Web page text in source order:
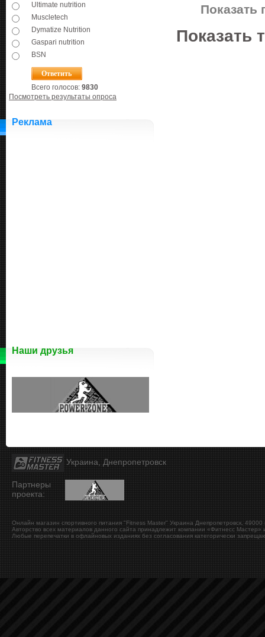
Ultimate nutrition
Muscletech
Dymatize Nutrition
Gaspari nutrition
BSN
Всего голосов: 9830
Посмотреть результаты опроса
Реклама
Наши друзья
Показать
Показать
Украина, Днепропетровск
Партнеры
проекта:
Онлайн магазин спортивного питания "Fitness Master" Украина Днепропетровск 49000
Авторство всех материалов данного сайта принадлежит компании «Фитнесс Мастер»
Любые перепечатки в офлайновых изданиях без согласования категорически